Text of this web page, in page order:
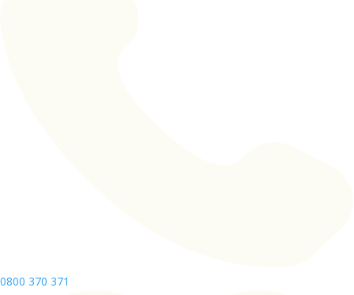
0800 370 371